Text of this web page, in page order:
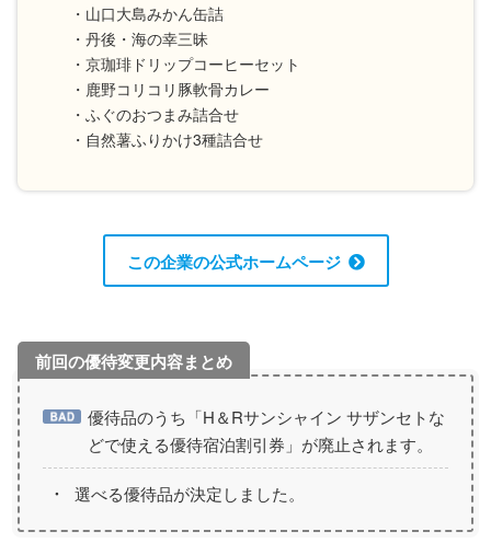
・山口大島みかん缶詰
・丹後・海の幸三昧
・京珈琲ドリップコーヒーセット
・鹿野コリコリ豚軟骨カレー
・ふぐのおつまみ詰合せ
・自然薯ふりかけ3種詰合せ
この企業の公式ホームページ
優待品のうち「H＆Rサンシャイン サザンセトな
どで使える優待宿泊割引券」が廃止されます。
選べる優待品が決定しました。